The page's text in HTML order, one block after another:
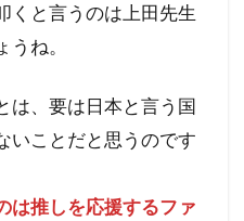
くと言うのは上田先生
ね。
は、要は日本と言う国
いことだと思うのです
は推しを応援するファ